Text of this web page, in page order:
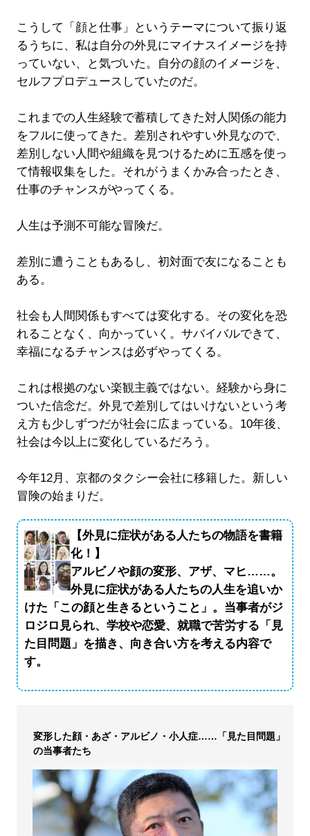
こうして「顔と仕事」というテーマについて振り返
るうちに、私は自分の外見にマイナスイメージを持
っていない、と気づいた。自分の顔のイメージを、
セルフプロデュースしていたのだ。
これまでの人生経験で蓄積してきた対人関係の能力
をフルに使ってきた。差別されやすい外見なので、
差別しない人間や組織を見つけるために五感を使っ
て情報収集をした。それがうまくかみ合ったとき、
仕事のチャンスがやってくる。
人生は予測不可能な冒険だ。
差別に遭うこともあるし、初対面で友になることも
ある。
社会も人間関係もすべては変化する。その変化を恐
れることなく、向かっていく。サバイバルできて、
幸福になるチャンスは必ずやってくる。
これは根拠のない楽観主義ではない。経験から身に
ついた信念だ。外見で差別してはいけないという考
え方も少しずつだが社会に広まっている。10年後、
社会は今以上に変化しているだろう。
今年12月、京都のタクシー会社に移籍した。新しい
冒険の始まりだ。
【外見に症状がある人たちの物語を書籍
化！】
アルビノや顔の変形、アザ、マヒ……。
外見に症状がある人たちの人生を追いか
けた「この顔と生きるということ」。当事者がジ
ロジロ見られ、学校や恋愛、就職で苦労する「見
た目問題」を描き、向き合い方を考える内容で
す。
変形した顔・あざ・アルビノ・小人症……「見た目問題」
の当事者たち